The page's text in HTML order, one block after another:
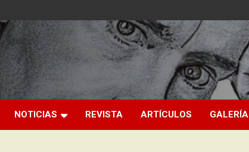
NOTICIAS REVISTA ARTÍCULOS GALERÍA